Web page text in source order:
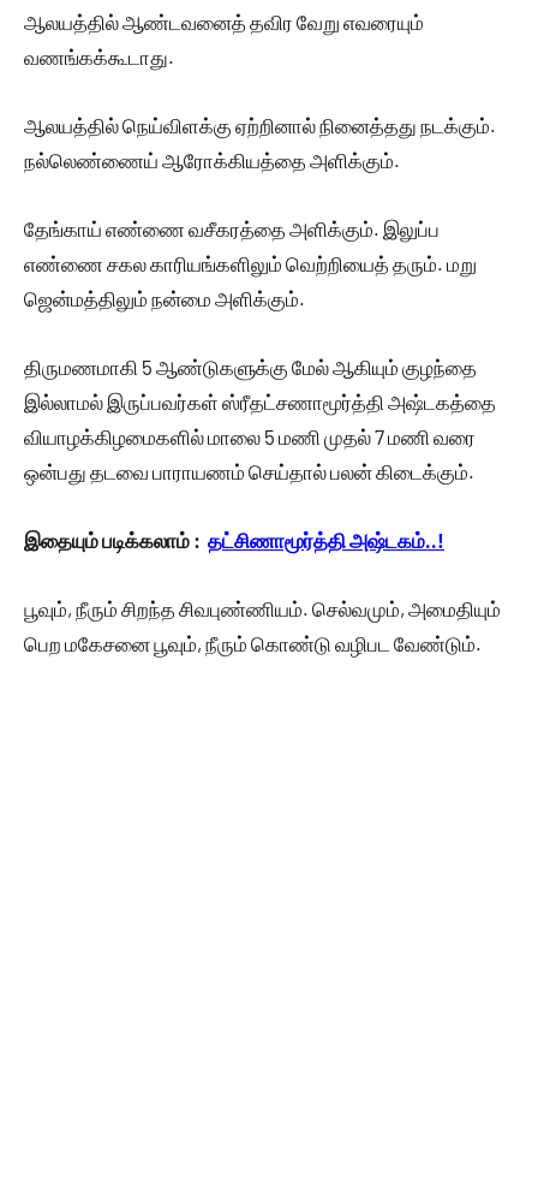
ஆலயத்தில் ஆண்டவனைத் தவிர வேறு எவரையும்
வணங்கக்கூடாது.
ஆலயத்தில் நெய்விளக்கு ஏற்றினால் நினைத்தது நடக்கும்.
நல்லெண்ணைய் ஆரோக்கியத்தை அளிக்கும்.
தேங்காய் எண்ணை வசீகரத்தை அளிக்கும். இலுப்ப
எண்ணை சகல காரியங்களிலும் வெற்றியைத் தரும். மறு
ஜென்மத்திலும் நன்மை அளிக்கும்.
திருமணமாகி 5 ஆண்டுகளுக்கு மேல் ஆகியும் குழந்தை
இல்லாமல் இருப்பவர்கள் ஸ்ரீதட்சணாமூர்த்தி அஷ்டகத்தை
வியாழக்கிழமைகளில் மாலை 5 மணி முதல் 7 மணி வரை
ஒன்பது தடவை பாராயணம் செய்தால் பலன் கிடைக்கும்.
இதையும் படிக்கலாம் : தட்சிணாமூர்த்தி அஷ்டகம்..!
பூவும், நீரும் சிறந்த சிவபுண்ணியம். செல்வமும், அமைதியும்
பெற மகேசனை பூவும், நீரும் கொண்டு வழிபட வேண்டும்.